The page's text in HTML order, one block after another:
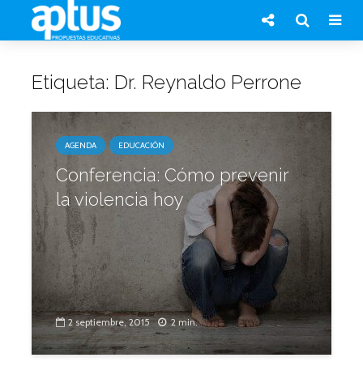
Etiqueta: Dr. Reynaldo Perrone
AGENDA EDUCACIÓN
Conferencia: Cómo prevenir
la violencia hoy
2 septiembre, 2015 2 min.